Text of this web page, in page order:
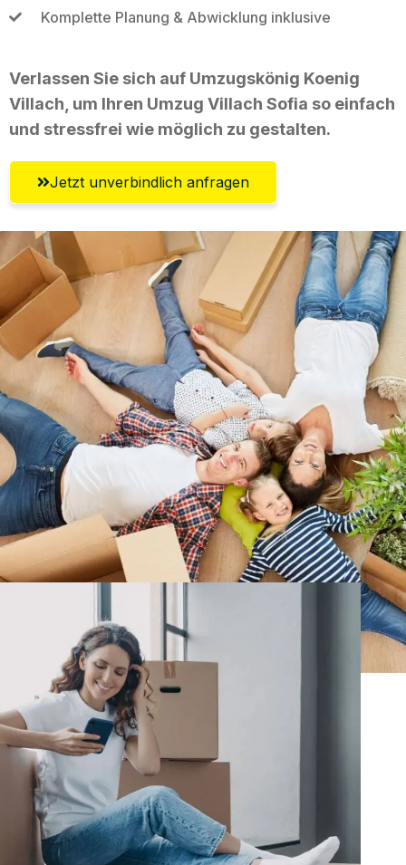
Komplette Planung & Abwicklung inklusive
Verlassen Sie sich auf Umzugskönig Koenig
Villach, um Ihren Umzug Villach Sofia so einfach
und stressfrei wie möglich zu gestalten.
Jetzt unverbindlich anfragen